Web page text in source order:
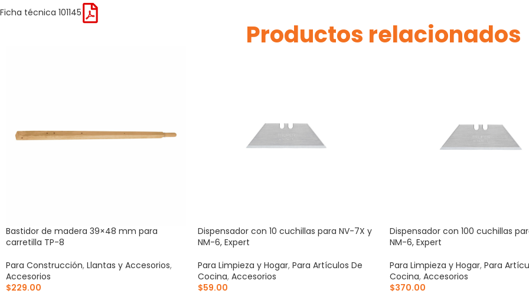
Ficha técnica 101145
Productos relacionados
Bastidor de madera 39×48 mm para
carretilla TP-8
Para Construcción, Llantas y Accesorios,
Accesorios
$229.00
Dispensador con 10 cuchillas para NV-7X y
NM-6, Expert
Para Limpieza y Hogar, Para Artículos De
Cocina, Accesorios
$59.00
Dispensador con 100 cuchillas
NM-6, Expert
Para Limpieza y Hogar, Para
Cocina, Accesorios
$370.00